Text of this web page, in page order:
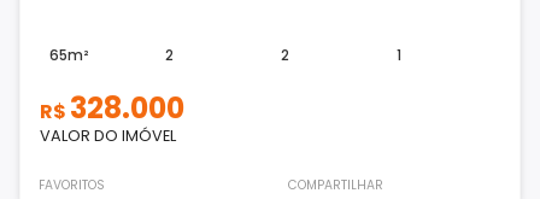
65m² 2 2 1
R$ 328.000
VALOR DO IMÓVEL
FAVORITOS COMPARTILHAR